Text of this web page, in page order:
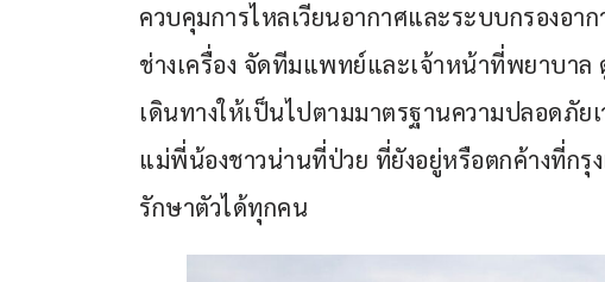
ควบคุมการไหลเวียนอากาศและระบบกรองอา
ช่างเครื่อง จัดทีมแพทย์และเจ้าหน้าที่พยาบาล
เดินทางให้เป็นไปตามมาตรฐานความปลอดภั
แม่พี่น้องชาวน่านที่ป่วย ที่ยังอยู่หรือตกค้างที่ก
รักษาตัวได้ทุกคน